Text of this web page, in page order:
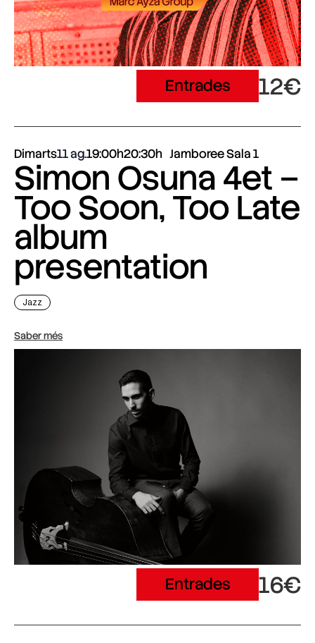
Entrades 12€
Dimarts11 ag.19:00h20:30h Jamboree Sala 1
Simon Osuna 4et –
Too Soon, Too Late
album
presentation
Jazz
Saber més
Entrades 16€